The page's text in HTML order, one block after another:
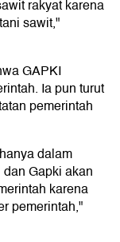
rakyat karena
sawit,"
GAPKI
Ia pun turut
pemerintah
dalam
Gapki akan
karena
pemerintah,"